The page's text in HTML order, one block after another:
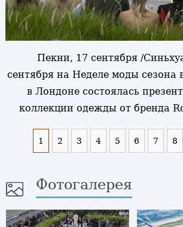
Пекни, 17 сентября /
сентября на Неделе моды сезона
в Лондоне состоялась
коллекции одежды от бренда
1 2 3 4 5 6 7 8
Фотогалерея